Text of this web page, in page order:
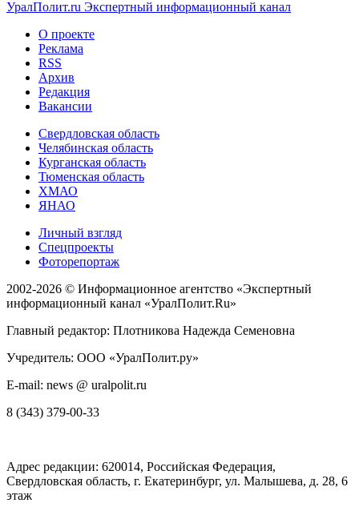
УралПолит.ru Экспертный информационный канал
О проекте
Реклама
RSS
Архив
Редакция
Вакансии
Свердловская область
Челябинская область
Курганская область
Тюменская область
ХМАО
ЯНАО
Личный взгляд
Спецпроекты
Фоторепортаж
2002-2026 © Информационное агентство «Экспертный
информационный канал «УралПолит.Ru»
Главный редактор: Плотникова Надежда Семеновна
Учредитель: ООО «УралПолит.ру»
E-mail: news @ uralpolit.ru
8 (343) 379-00-33
Адрес редакции: 620014, Российская Федерация,
Свердловская область, г. Екатеринбург, ул. Малышева, д. 28, 6
этаж